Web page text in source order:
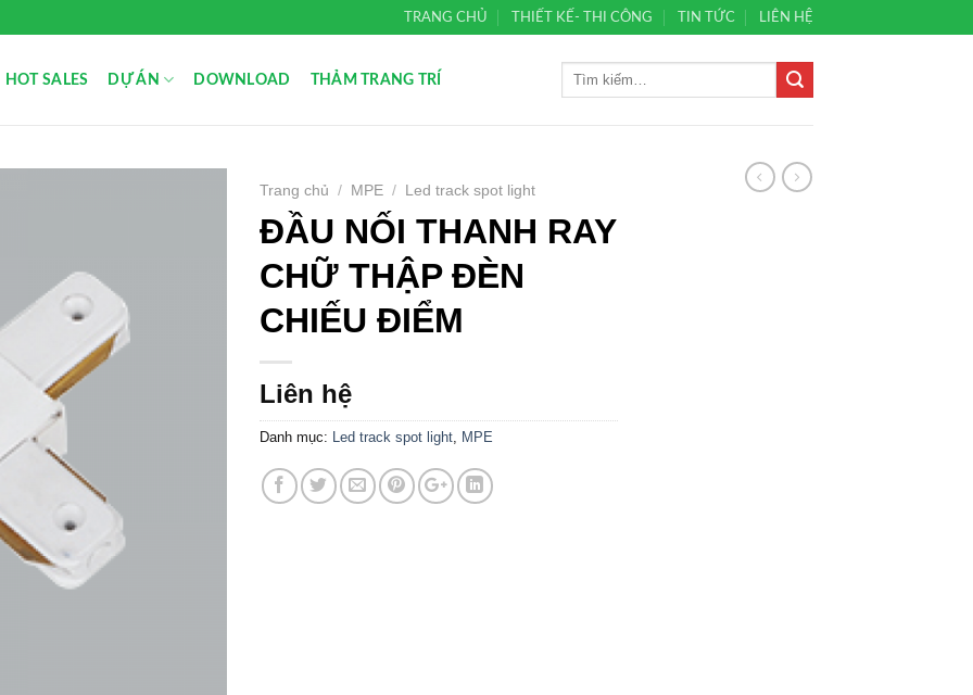
TRANG CHỦ THIẾT KẾ- THI CÔNG TIN TỨC LIÊN HỆ
HOT SALES DỰ ÁN DOWNLOAD THẢM TRANG TRÍ
Trang chủ / MPE / Led track spot light
ĐẦU NỐI THANH RAY
CHỮ THẬP ĐÈN
CHIẾU ĐIỂM
Liên hệ
Danh mục: Led track spot light MPE